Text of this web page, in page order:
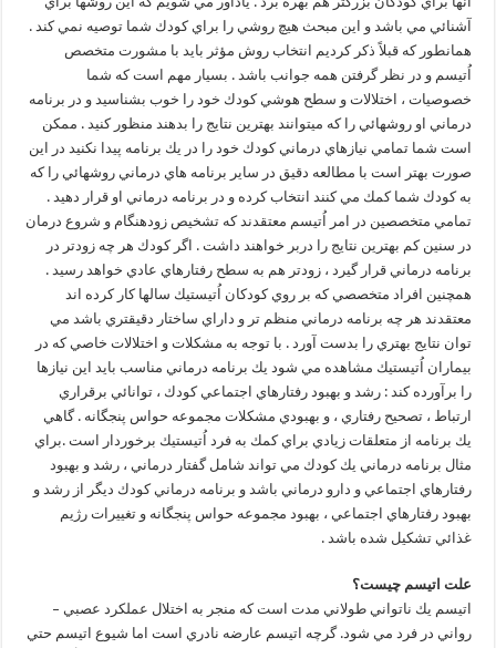
آشنائي مي باشد و اين مبحث هيچ روشي را براي كودك شما توصيه نمي كند .
همانطور كه قبلاً ذكر كرديم انتخاب روش مؤثر بايد با مشورت متخصص
اُتيسم و در نظر گرفتن همه جوانب باشد . بسيار مهم است كه شما
خصوصيات ، اختلالات و سطح هوشي كودك خود را خوب بشناسيد و در برنامه
درماني او روشهائي را كه ميتوانند بهترين نتايج را بدهند منظور كنيد . ممكن
است شما تمامي نيازهاي درماني كودك خود را در يك برنامه پيدا نكنيد در اين
صورت بهتر است با مطالعه دقيق در ساير برنامه هاي درماني روشهائي را كه
به كودك شما كمك مي كنند انتخاب كرده و در برنامه درماني او قرار دهيد .
تمامي متخصصين در امر اُتيسم معتقدند كه تشخيص زودهنگام و شروع درمان
در سنين كم بهترين نتايج را دربر خواهند داشت . اگر كودك هر چه زودتر در
برنامه درماني قرار گيرد ، زودتر هم به سطح رفتارهاي عادي خواهد رسيد .
همچنين افراد متخصصي كه بر روي كودكان اُتيستيك سالها كار كرده اند
معتقدند هر چه برنامه درماني منظم تر و داراي ساختار دقيقتري باشد مي
توان نتايج بهتري را بدست آورد . با توجه به مشكلات و اختلالات خاصي كه در
بيماران اُتيستيك مشاهده مي شود يك برنامه درماني مناسب بايد اين نيازها
را برآورده كند : رشد و بهبود رفتارهاي اجتماعي كودك ، توانائي برقراري
ارتباط ، تصحيح رفتاري ، و بهبودي مشكلات مجموعه حواس پنجگانه . گاهي
يك برنامه از متعلقات زيادي براي كمك به فرد اُتيستيك برخوردار است .براي
مثال برنامه درماني يك كودك مي تواند شامل گفتار درماني ، رشد و بهبود
رفتارهاي اجتماعي و دارو درماني باشد و برنامه درماني كودك ديگر از رشد و
بهبود رفتارهاي اجتماعي ، بهبود مجموعه حواس پنجگانه و تغييرات رژيم
غذائي تشكيل شده باشد .
علت اتيسم چيست؟
اتيسم يك ناتواني طولاني مدت است كه منجر به اختلال عملكرد عصبي –
رواني در فرد مي شود. گرچه اتيسم عارضه نادري است اما شيوع اتيسم حتي